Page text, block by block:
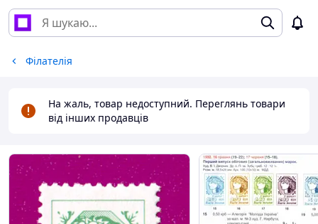
Філателія
На жаль, товар недоступний. Переглянь товари
від інших продавців